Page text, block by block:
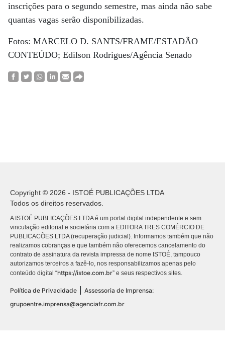
inscrições para o segundo semestre, mas ainda não sabe
quantas vagas serão disponibilizadas.
Fotos: MARCELO D. SANTS/FRAME/ESTADÃO
CONTEÚDO; Edilson Rodrigues/Agência Senado
Copyright © 2026 - ISTOÉ PUBLICAÇÕES LTDA
Todos os direitos reservados.
A ISTOÉ PUBLICAÇÕES LTDA é um portal digital independente e sem
vinculação editorial e societária com a EDITORA TRES COMÉRCIO DE
PUBLICACÕES LTDA (recuperação judicial). Informamos também que não
realizamos cobranças e que também não oferecemos cancelamento do
contrato de assinatura da revista impressa de nome ISTOÉ, tampouco
autorizamos terceiros a fazê-lo, nos responsabilizamos apenas pelo
conteúdo digital “https://istoe.com.br” e seus respectivos sites.
Política de Privacidade | Assessoria de Imprensa:
grupoentre.imprensa@agenciafr.com.br